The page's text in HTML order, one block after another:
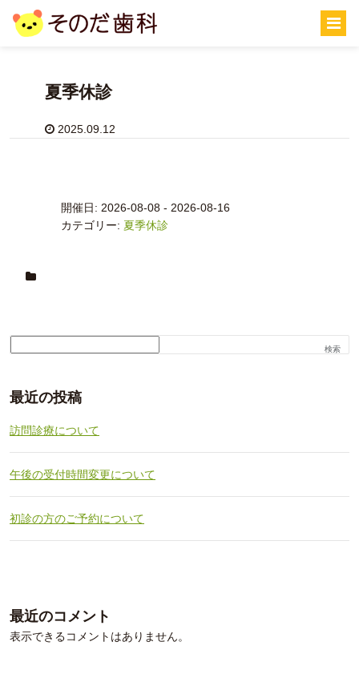
ホーム/ イベント/ 夏季休診
夏季休診
2025.09.12
開催日: 2026-08-08 - 2026-08-16
カテゴリー: 夏季休診
検索
最近の投稿
訪問診療について
午後の受付時間変更について
初診の方のご予約について
最近のコメント
表示できるコメントはありません。